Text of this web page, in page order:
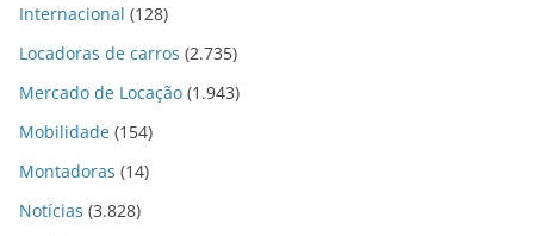
Internacional (128)
Locadoras de carros (2.735)
Mercado de Locação (1.943)
Mobilidade (154)
Montadoras (14)
Notícias (3.828)